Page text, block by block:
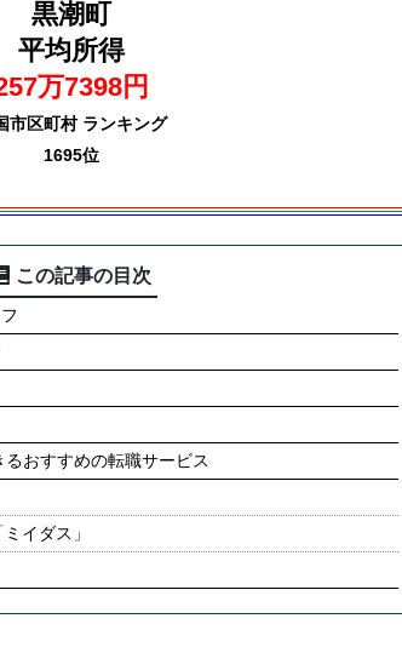
黒潮町
平均所得
万7398円
市区町村 ランキング
1695位
この記事の目次
おすすめの転職サービス
イダス」